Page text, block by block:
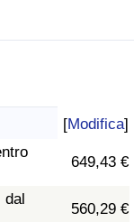
[Modifica]
649,43 €
560,29 €